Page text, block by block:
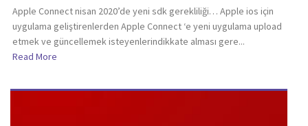
Apple Connect nisan 2020’de yeni sdk gerekliliği… Apple ios için
uygulama geliştirenlerden Apple Connect ‘e yeni uygulama upload
etmek ve güncellemek isteyenlerindikkate alması gere...
Read More